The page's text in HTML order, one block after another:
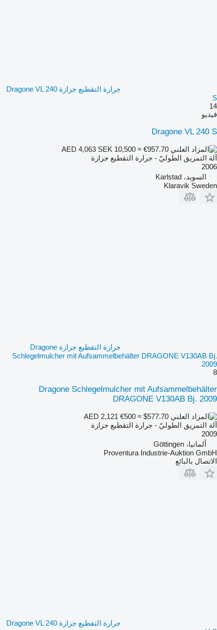
جرارة التقطيع جزازة Dragone VL 240
S
14
فيديو
Dragone VL 240 S
SEK 10,500 ≈ €957.70
آلة التمزيق الطوليّ - جرارة التقطيع جزازة
2006
السويد، Karlstad
Klaravik Sweden
جرارة التقطيع جزازة Dragone
Schlegelmulcher mit Aufsammelbehälter DRAGONE V130AB Bj.
2009
8
Dragone Schlegelmulcher mit Aufsammelbehälter
DRAGONE V130AB Bj. 2009
€500 ≈ $577.70
آلة التمزيق الطوليّ - جرارة التقطيع جزازة
2009
ألمانيا، Göttingen
Proventura Industrie-Auktion GmbH
الاتصال بالبائع
جرارة التقطيع جزازة Dragone VL 240